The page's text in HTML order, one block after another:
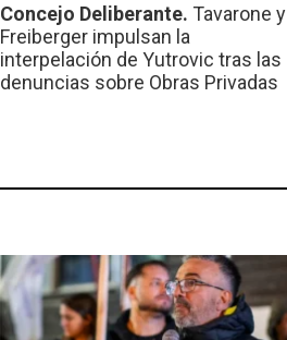
Concejo Deliberante. Tavarone y
Freiberger impulsan la
interpelación de Yutrovic tras las
denuncias sobre Obras Privadas